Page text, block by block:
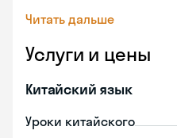
Читать дальше
Услуги и цены
Китайский язык
Уроки китайского